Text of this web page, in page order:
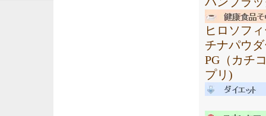
ヒロソフ
チナパウ
PG（カチ
プリ)